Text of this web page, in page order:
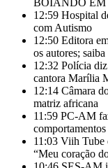
BOIANDO EM
12:59 Hospital
com Autismo
12:50 Editora
os autores;
12:32 Polícia
cantora Marília
12:14 Câmara
matriz africana
11:59 PC-AM
11:03 Viih Tube
“Meu coração